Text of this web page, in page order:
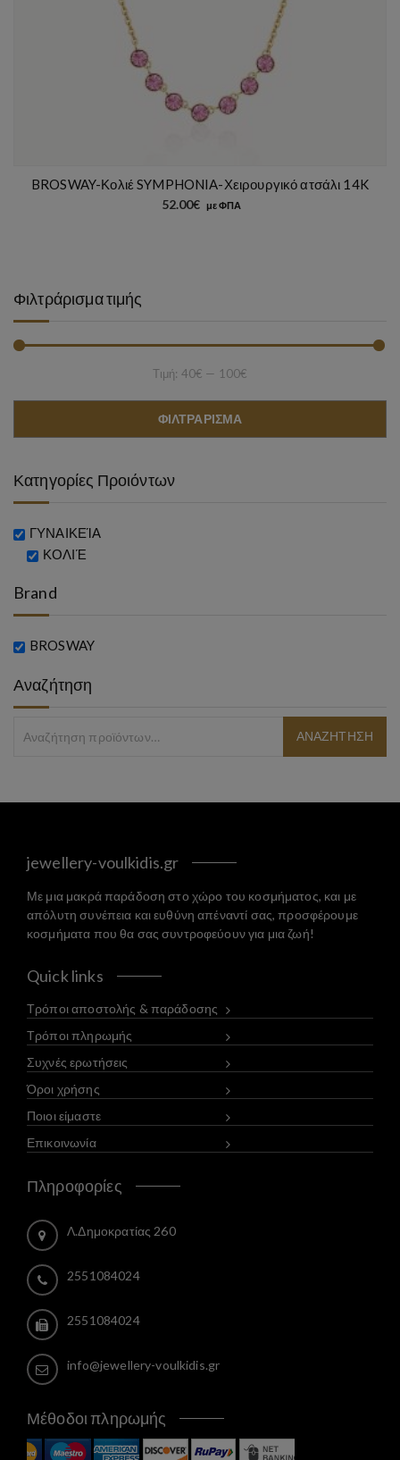
BROSWAY-Κολιέ SYMPHONIA-Χειρουργικό ατσάλι 14K
52.00€ με ΦΠΑ
Φιλτράρισμα τιμής
Ελάχιστη τιμή
Μέγιστη τιμή
ΦΙΛΤΡΆΡΙΣΜΑ
Τιμή: 40€ — 100€
Κατηγορίες Προιόντων
ΓΥΝΑΙΚΕΊΑ
ΚΟΛΙΈ
Brand
BROSWAY
Αναζήτηση
jewellery-voulkidis.gr
Με μια μακρά παράδοση στο χώρο του κοσμήματος, και με
απόλυτη συνέπεια και ευθύνη απέναντί σας, προσφέρουμε
κοσμήματα που θα σας συντροφεύουν για μια ζωή!
Quick links
Τρόποι αποστολής & παράδοσης
Τρόποι πληρωμής
Συχνές ερωτήσεις
Όροι χρήσης
Ποιοι είμαστε
Επικοινωνία
Πληροφορίες
Λ.Δημοκρατίας 260
2551084024
2551084024
info@jewellery-voulkidis.gr
Μέθοδοι πληρωμής